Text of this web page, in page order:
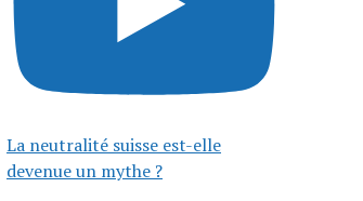
La neutralité suisse est-elle
devenue un mythe ?